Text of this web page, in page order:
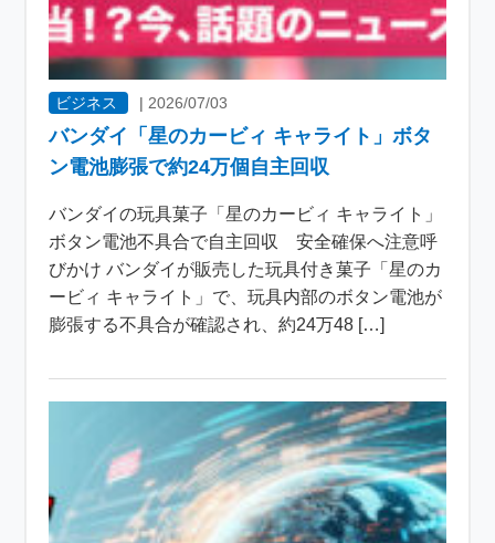
ビジネス |2026/07/03
バンダイ「星のカービィ キャライト」ボタ
ン電池膨張で約24万個自主回収
バンダイの玩具菓子「星のカービィ キャライト」
ボタン電池不具合で自主回収 安全確保へ注意呼
びかけ バンダイが販売した玩具付き菓子「星のカ
ービィ キャライト」で、玩具内部のボタン電池が
膨張する不具合が確認され、約24万48 […]